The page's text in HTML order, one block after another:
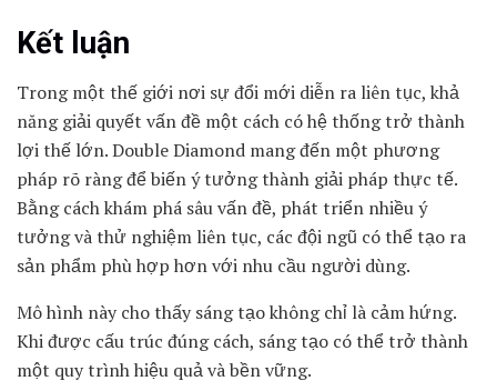
Kết luận
Trong một thế giới nơi sự đổi mới diễn ra liên tục, khả
năng giải quyết vấn đề một cách có hệ thống trở thành
lợi thế lớn. Double Diamond mang đến một phương
pháp rõ ràng để biến ý tưởng thành giải pháp thực tế.
Bằng cách khám phá sâu vấn đề, phát triển nhiều ý
tưởng và thử nghiệm liên tục, các đội ngũ có thể tạo ra
sản phẩm phù hợp hơn với nhu cầu người dùng.
Mô hình này cho thấy sáng tạo không chỉ là cảm hứng.
Khi được cấu trúc đúng cách, sáng tạo có thể trở thành
một quy trình hiệu quả và bền vững.